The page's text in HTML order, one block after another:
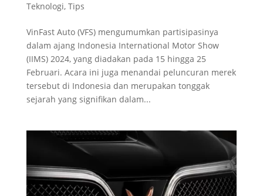
Teknologi, Tips
VinFast Auto (VFS) mengumumkan partisipasinya
dalam ajang Indonesia International Motor Show
(IIMS) 2024, yang diadakan pada 15 hingga 25
Februari. Acara ini juga menandai peluncuran merek
tersebut di Indonesia dan merupakan tonggak
sejarah yang signifikan dalam...